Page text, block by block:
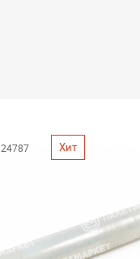
24787 Хит